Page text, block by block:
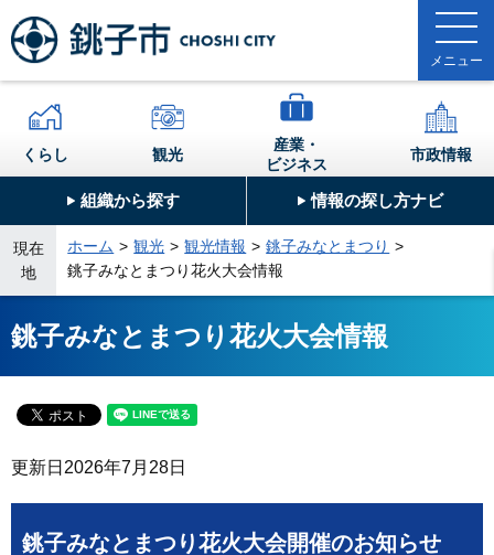
組織から探す 情報の探し方ナビ
くらし 観光
産業・
ビジネス
市政情報
現在
地
ホーム 観光 観光情報
銚子みなとまつり
銚子みなとまつり花火大会情報
銚子みなとまつり花火大会情報
更新日 2026年7月28日
銚子みなとまつり花火大会開催のお知らせ